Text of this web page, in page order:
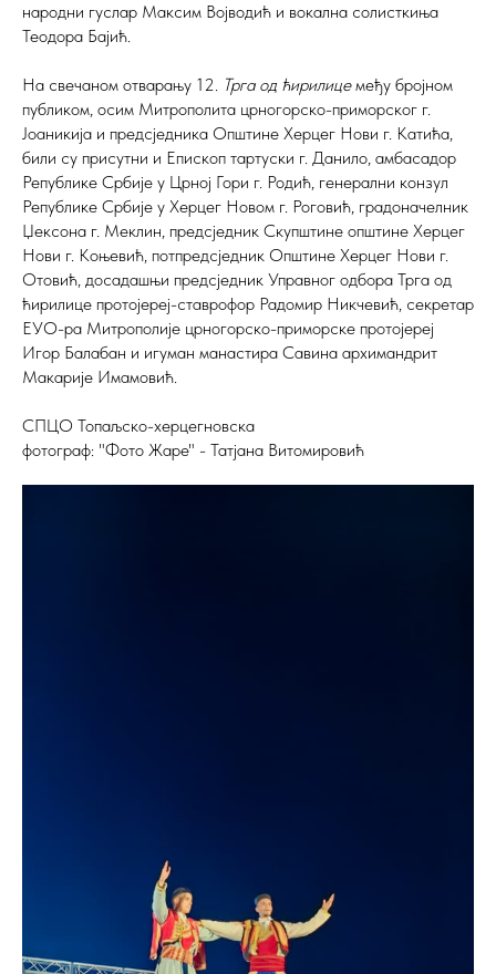
народни гуслар Максим Војводић и вокална солисткиња
Теодора Бајић.
На свечаном отварању 12. Трга од ћирилицемеђу бројном
публиком, осим Митрополита црногорско-приморског г.
Јоаникија и предсједника Општине Херцег Нови г. Катића,
били су присутни и Епископ тартуски г. Данило, амбасадор
Републике Србије у Црној Гори г. Родић, генерални конзул
Републике Србије у Херцег Новом г. Роговић, градоначелник
Џексона г. Меклин, предсједник Скупштине општине Херцег
Нови г. Коњевић, потпредсједник Општине Херцег Нови г.
Отовић, досадашњи предсједник Управног одбора Трга од
ћирилице протојереј-ставрофор Радомир Никчевић, секретар
ЕУО-ра Митрополије црногорско-приморске протојереј
Игор Балабан и игуман манастира Савина архимандрит
Макарије Имамовић.
СПЦО Топаљско-херцегновска
фотограф: "Фото Жаре" - Татјана Витомировић